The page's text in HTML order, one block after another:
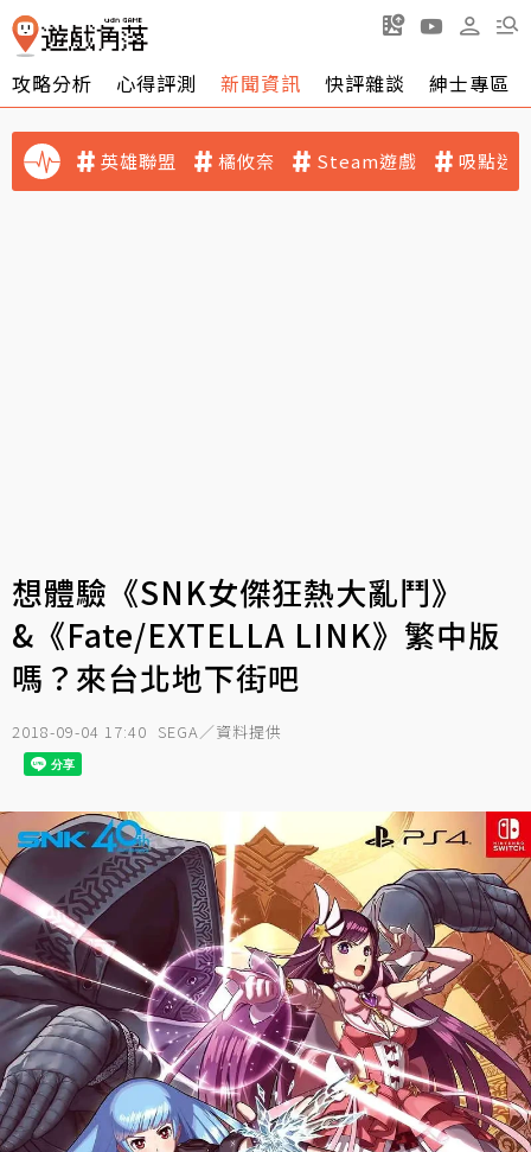
攻略分析 心得評測 新聞資訊 快評雜談 紳士專區
英雄聯盟 橘攸奈 Steam遊戲 吸點迷
想體驗《SNK女傑狂熱大亂鬥》
&《Fate/EXTELLA LINK》繁中版
嗎？來台北地下街吧
2018-09-04 17:40 SEGA／資料提供